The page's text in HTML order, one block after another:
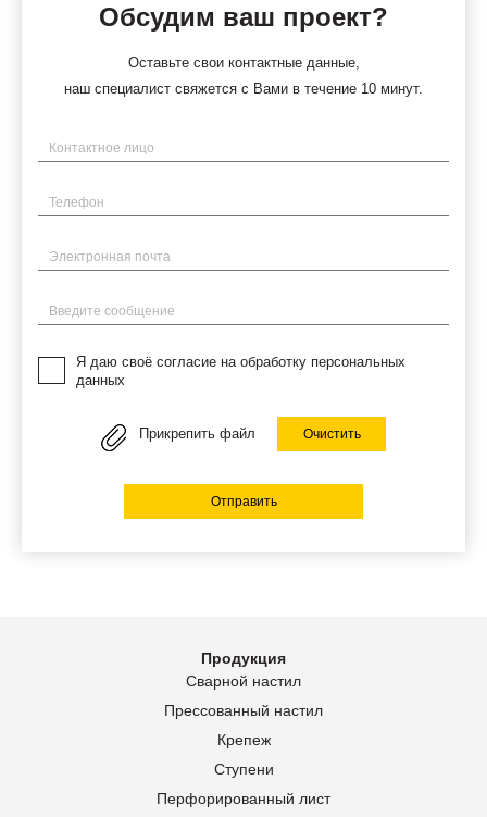
Обсудим ваш проект?
Оставьте свои контактные данные,
наш специалист свяжется с Вами в течение 10 минут.
Имя
Телефон
Электронная почта
Введите сообщение
Я даю своё согласие на обработку персональных
данных
Прикрепить файл Очистить
Отправить
Продукция
Сварной настил
Прессованный настил
Крепеж
Ступени
Перфорированный лист